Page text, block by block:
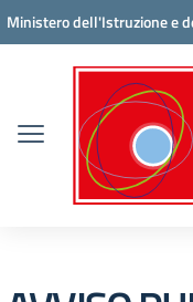
Vai ai contenuti
Vai al menu di navigazione
Vai al footer
Ministero dell'Istruzione e